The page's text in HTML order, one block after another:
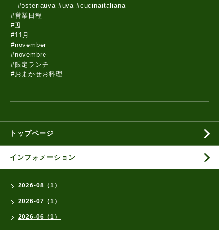
#osteriauva #uva #cucinaitaliana
#営業日程
#🗓️
#11月
#november
#novembre
#限定ランチ
#おまかせお料理
トップページ
インフォメーション
2026-08（1）
2026-07（1）
2026-06（1）